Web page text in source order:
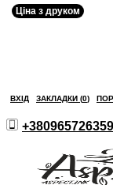
ВХІД ЗАКЛАДКИ (0)
+380965726359
Ціна з друком